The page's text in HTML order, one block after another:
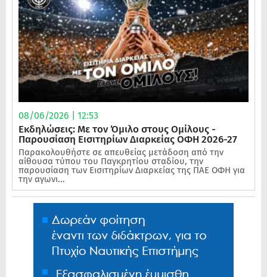
08/06/2026 | 12:53
Εκδηλώσεις: Με τον Όμιλο στους Ομίλους -
Παρουσίαση Εισιτηρίων Διαρκείας ΟΦΗ 2026-27
Παρακολουθήστε σε απευθείας μετάδοση από την
αίθουσα τύπου του Παγκρητίου σταδίου, την
παρουσίαση των Εισιτηρίων Διαρκείας της ΠΑΕ ΟΦΗ για
την αγωνι...